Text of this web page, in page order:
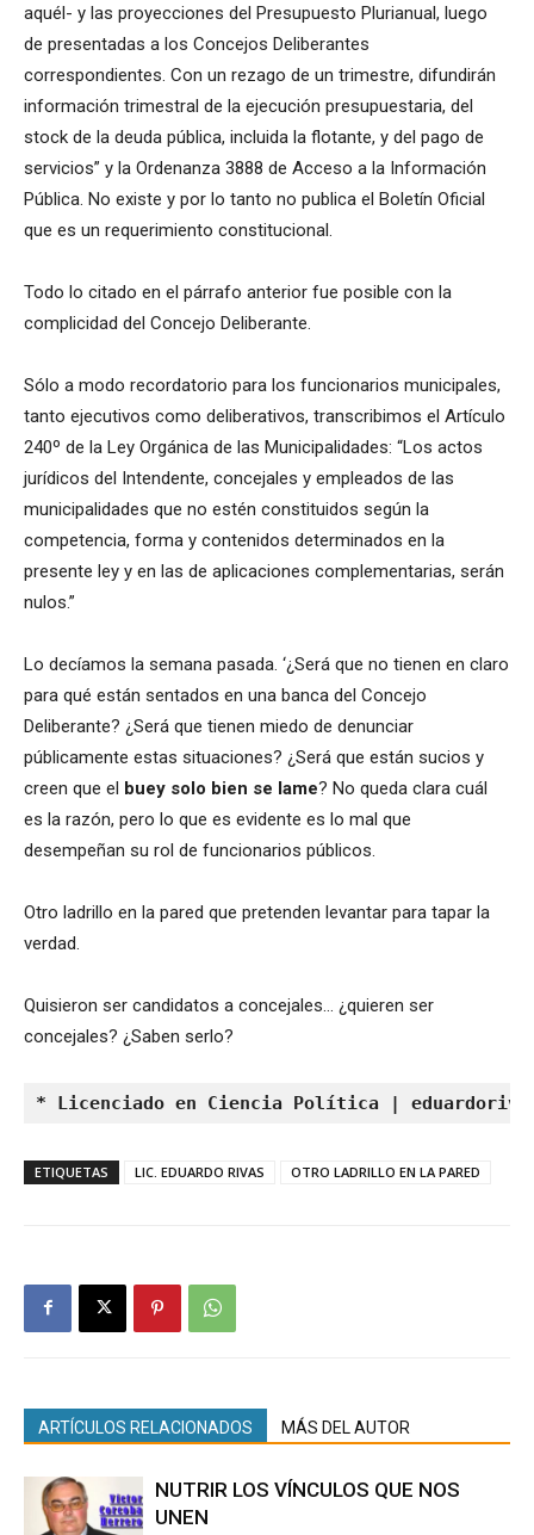
aquél- y las proyecciones del Presupuesto Plurianual, luego
de presentadas a los Concejos Deliberantes
correspondientes. Con un rezago de un trimestre, difundirán
información trimestral de la ejecución presupuestaria, del
stock de la deuda pública, incluida la flotante, y del pago de
servicios” y la Ordenanza 3888 de Acceso a la Información
Pública. No existe y por lo tanto no publica el Boletín Oficial
que es un requerimiento constitucional.
Todo lo citado en el párrafo anterior fue posible con la
complicidad del Concejo Deliberante.
Sólo a modo recordatorio para los funcionarios municipales,
tanto ejecutivos como deliberativos, transcribimos el Artículo
240º de la Ley Orgánica de las Municipalidades: “Los actos
jurídicos del Intendente, concejales y empleados de las
municipalidades que no estén constituidos según la
competencia, forma y contenidos determinados en la
presente ley y en las de aplicaciones complementarias, serán
nulos.”
Lo decíamos la semana pasada. ‘¿Será que no tienen en claro
para qué están sentados en una banca del Concejo
Deliberante? ¿Será que tienen miedo de denunciar
públicamente estas situaciones? ¿Será que están sucios y
creen que el buey solo bien se lame? No queda clara cuál
es la razón, pero lo que es evidente es lo mal que
desempeñan su rol de funcionarios públicos.
Otro ladrillo en la pared que pretenden levantar para tapar la
verdad.
Quisieron ser candidatos a concejales… ¿quieren ser
concejales? ¿Saben serlo?
* Licenciado en Ciencia Política |
ETIQUETAS LIC. EDUARDO RIVAS OTRO LADRILLO EN LA PARED
ARTÍCULOS RELACIONADOS MÁS DEL AUTOR
NUTRIR LOS VÍNCULOS QUE NOS
UNEN